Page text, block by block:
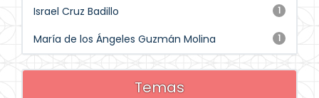
1
Israel Cruz Badillo
1
María de los Ángeles Guzmán Molina
Temas